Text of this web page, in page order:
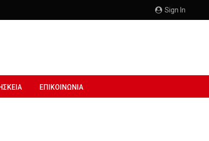
Sign In
ΕΠΙΚΟΙΝΩΝΙΑ